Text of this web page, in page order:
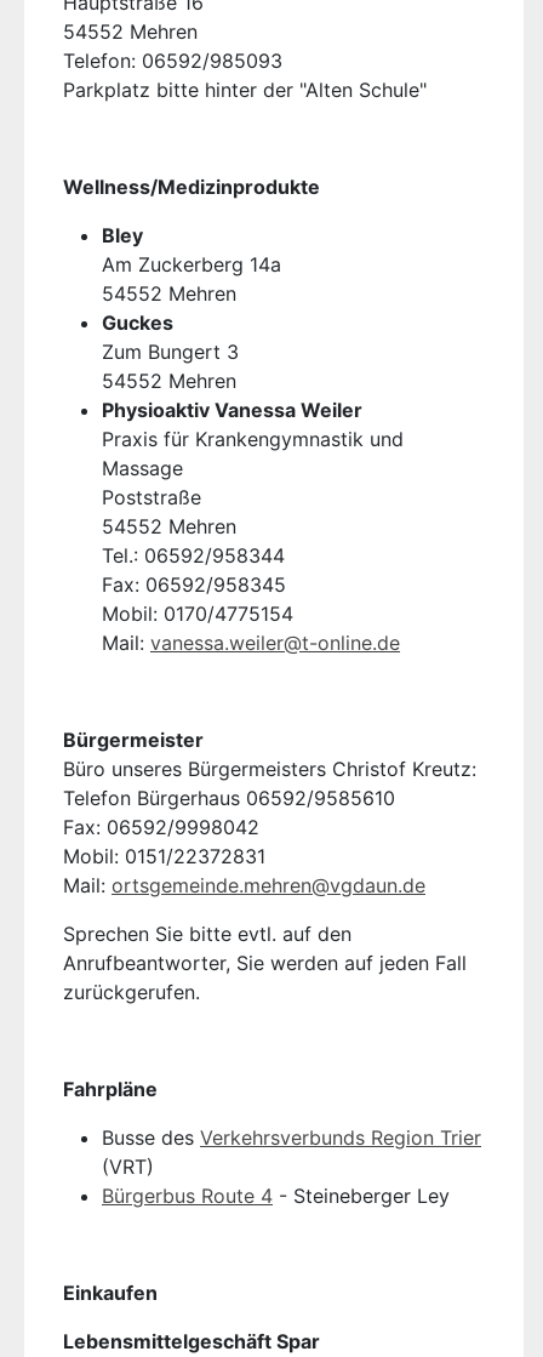
54552 Mehren
Telefon: 06592/985093
Parkplatz bitte hinter der "Alten Schule"
Wellness/Medizinprodukte
Bley
Am Zuckerberg 14a
54552 Mehren
Guckes
Zum Bungert 3
54552 Mehren
Physioaktiv Vanessa Weiler
Praxis für Krankengymnastik und
Massage
Poststraße
54552 Mehren
Tel.: 06592/958344
Fax: 06592/958345
Mobil: 0170/4775154
Mail: vanessa.weiler@t-online.de
Bürgermeister
Büro unseres Bürgermeisters Christof Kreutz:
Telefon Bürgerhaus 06592/9585610
Fax: 06592/9998042
Mobil: 0151/22372831
Mail: ortsgemeinde.mehren@vgdaun.de
Sprechen Sie bitte evtl. auf den
Anrufbeantworter, Sie werden auf jeden Fall
zurückgerufen.
Fahrpläne
Busse des Verkehrsverbunds Region Trier
(VRT)
Bürgerbus Route 4 - Steineberger Ley
Einkaufen
Lebensmittelgeschäft Spar